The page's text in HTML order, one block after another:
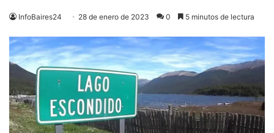
InfoBaires24 28 de enero de 2023 0 5 minutos de lectura